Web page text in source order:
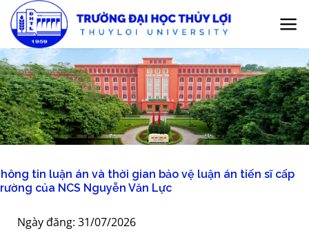
qua
nội
dung
tin luận án và thời gian bảo vệ luận án tiến sĩ cấp
của NCS Nguyễn Văn Lực
Ngày đăng: 31/07/2026